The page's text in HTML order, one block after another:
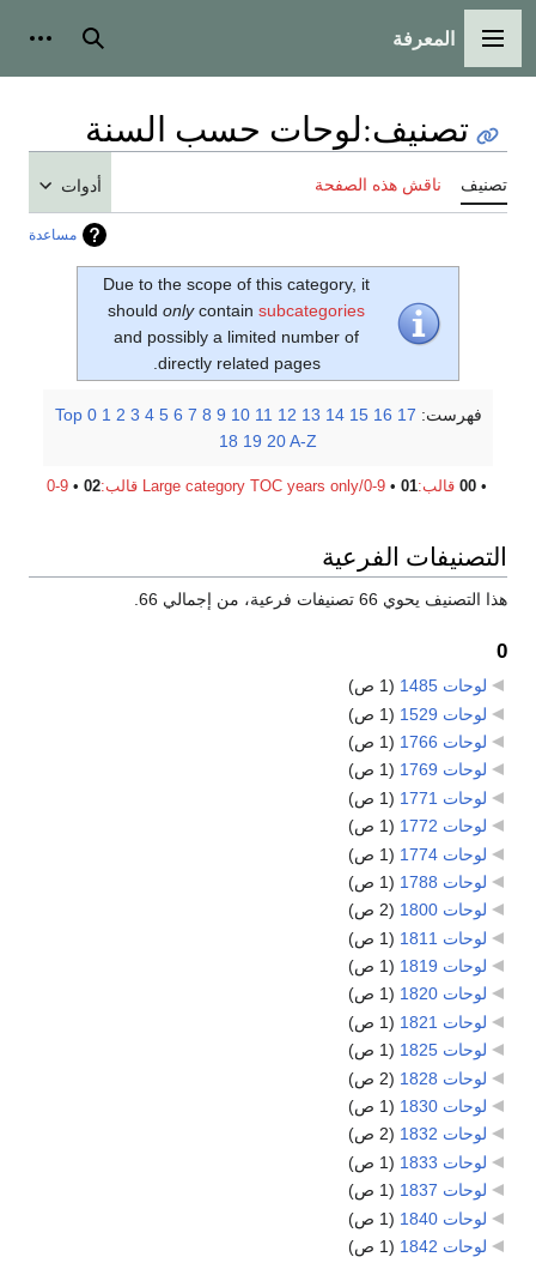
القائمة الرئيسية
المعرفة بحث
تصنيف:لوحات حسب السنة
تصنيف ناقش هذه الصفحة أدوات
مساعدة
Due to the scope of this category, it
should onlycontain subcategories
and possibly a limited number of
directly related pages.
فهرست: Top 0 1 2 3 4 5 6 7 8 9 10 11 12 13 14 15 16 17
18 19 20A-Z
•
00 قالب:Large category TOC years only/0-9 • 01 قالب:Large category TOC years only/0-9 • 02
التصنيفات الفرعية
هذا التصنيف يحوي 66 تصنيفات فرعية، من إجمالي 66.
0
لوحات 1485
(1 ص)
لوحات 1529
(1 ص)
لوحات 1766
(1 ص)
لوحات 1769
(1 ص)
لوحات 1771
(1 ص)
لوحات 1772
(1 ص)
لوحات 1774
(1 ص)
لوحات 1788
(1 ص)
لوحات 1800
(2 ص)
لوحات 1811
(1 ص)
لوحات 1819
(1 ص)
لوحات 1820
(1 ص)
لوحات 1821
(1 ص)
لوحات 1825
(1 ص)
لوحات 1828
(2 ص)
لوحات 1830
(1 ص)
لوحات 1832
(2 ص)
لوحات 1833
(1 ص)
لوحات 1837
(1 ص)
لوحات 1840
(1 ص)
لوحات 1842
(1 ص)